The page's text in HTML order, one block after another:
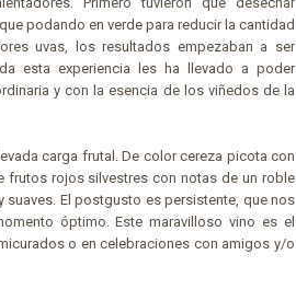
podando en verde para reducir la cantidad
uvas, los resultados empezaban a ser
esta experiencia les ha llevado a poder
y con la esencia de los viñedos de la
carga frutal. De color cereza picota con
frutos rojos silvestres con notas de un roble
El postgusto es persistente, que nos
óptimo. Este maravilloso vino es el
o en celebraciones con amigos y/o